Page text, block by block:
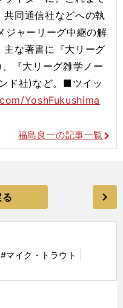
共同通信社などへの執
ジャーリーグ中継の解
主な著書に『大リーグ
『大リーグ雑学ノー
ド社)など。■ツイッ
YoshFukushima
福島良一の記事一覧
#マイク・トラウト